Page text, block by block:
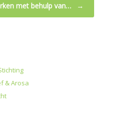
met behulp van… →
& Arosa